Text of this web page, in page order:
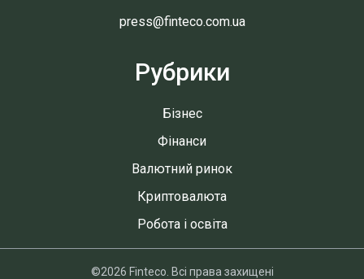
press@finteco.com.ua
Рубрики
Бізнес
Фінанси
Валютний ринок
Криптовалюта
Робота і освіта
©2026 Finteco. Всі права захищені